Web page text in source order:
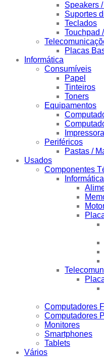
Speakers
Suportes
Teclados
Touchpad
Placas
Informática
Consumíveis
Papel
Tinteiros
Toners
Equipamentos
Periféricos
Pastas /
Usados
Componentes
Informática
Computadores
Computadores
Monitores
Smartphones
Tablets
Vários